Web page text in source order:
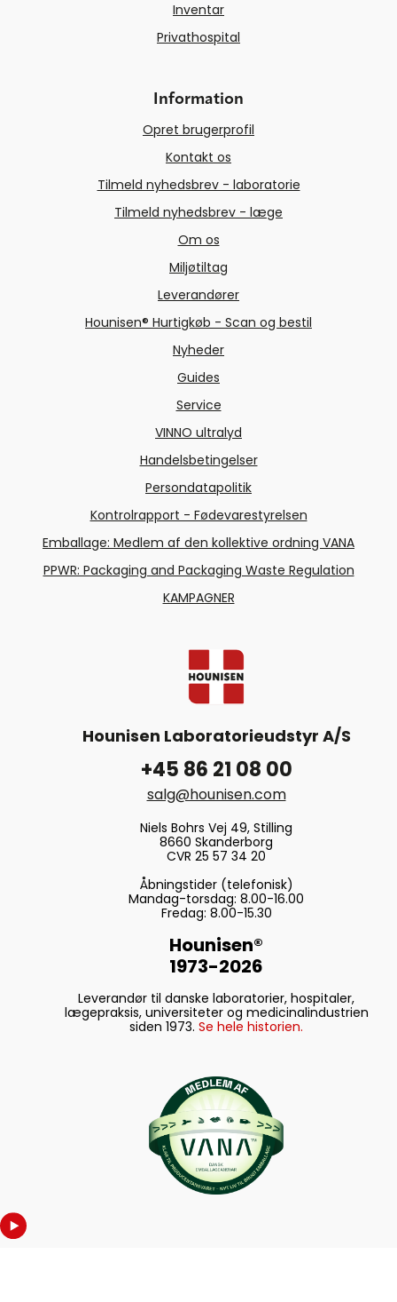
Inventar
Privathospital
Information
Opret brugerprofil
Kontakt os
Tilmeld nyhedsbrev - laboratorie
Tilmeld nyhedsbrev - læge
Om os
Miljøtiltag
Leverandører
Hounisen® Hurtigkøb - Scan og bestil
Nyheder
Guides
Service
VINNO ultralyd
Handelsbetingelser
Persondatapolitik
Kontrolrapport - Fødevarestyrelsen
Emballage: Medlem af den kollektive ordning VANA
PPWR: Packaging and Packaging Waste Regulation
KAMPAGNER
Hounisen Laboratorieudstyr A/S
+45 86 21 08 00
salg@hounisen.com
Niels Bohrs Vej 49, Stilling
8660 Skanderborg
CVR 25 57 34 20
Åbningstider (telefonisk)
Mandag-torsdag: 8.00-16.00
Fredag: 8.00-15.30
Hounisen®
1973-2026
Leverandør til danske laboratorier, hospitaler,
lægepraksis, universiteter og medicinalindustrien
siden 1973. Se hele historien.